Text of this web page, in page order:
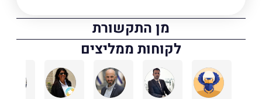
מן התקשורת
לקוחות ממליצים
אסף בן אבי לירון יפרח maor ifrah רונית כהן